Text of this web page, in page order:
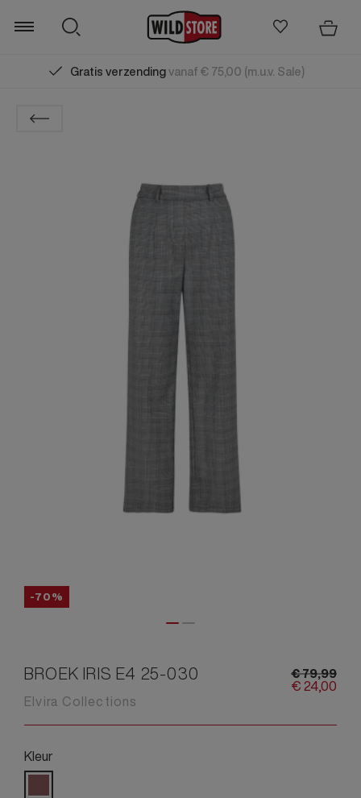
Gratis verzendingvanaf € 75,00 (m.u.v. Sale)
Zoeken
-70%
BROEK IRIS E4 25-030
Elvira Collections
€79,99
€24,00
Kleur